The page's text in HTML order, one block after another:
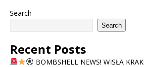
Search
Search
Recent Posts
BOMBSHELL NEWS! WISŁA